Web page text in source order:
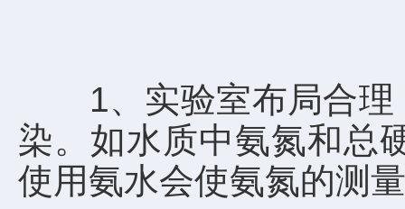
1、实验室布局合理
染。如水质中氨氮和总
使用氨水会使氨氮的测